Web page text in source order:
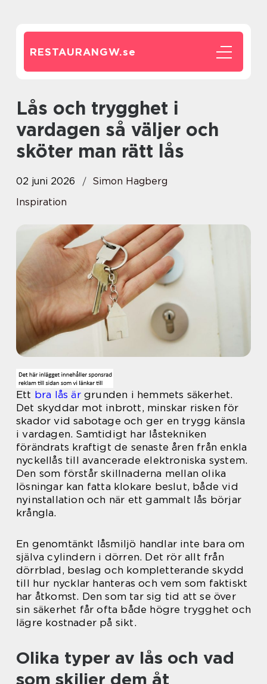
RESTAURANGW.se
Lås och trygghet i
vardagen så väljer och
sköter man rätt lås
02 juni 2026
Simon Hagberg
Inspiration
Ett bra lås ärgrunden i hemmets säkerhet.
Det skyddar mot inbrott, minskar risken för
skador vid sabotage och ger en trygg känsla
i vardagen. Samtidigt har låstekniken
förändrats kraftigt de senaste åren från enkla
nyckellås till avancerade elektroniska system.
Den som förstår skillnaderna mellan olika
lösningar kan fatta klokare beslut, både vid
nyinstallation och när ett gammalt lås börjar
krångla.
En genomtänkt låsmiljö handlar inte bara om
själva cylindern i dörren. Det rör allt från
dörrblad, beslag och kompletterande skydd
till hur nycklar hanteras och vem som faktiskt
har åtkomst. Den som tar sig tid att se över
sin säkerhet får ofta både högre trygghet och
lägre kostnader på sikt.
Olika typer av lås och vad
som skiljer dem åt